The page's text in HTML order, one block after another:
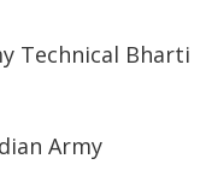
Technical Bharti
Army